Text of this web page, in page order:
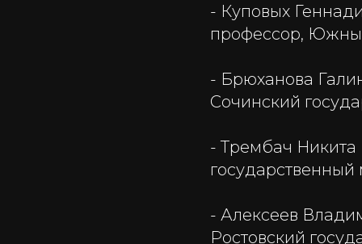
- Куповых
профессор,
- Брюханова
Сочинский
- Трембач
- Алексеев
Ростовский